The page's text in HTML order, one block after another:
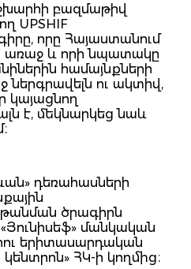
բազմաթիվ
UPSHIF
որը Հայաստանում
առաջ և որի նպատակը
համայնքների
ներգրավելն ու ակտիվ,
կայացնող
է, մեկնարկեց նաև
դեռահասների
ծրագիրն
մանկական
երիտասարդական
ՀԿ-ի կողմից։